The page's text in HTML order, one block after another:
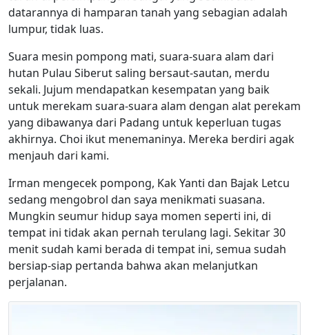
datarannya di hamparan tanah yang sebagian adalah
lumpur, tidak luas.
Suara mesin pompong mati, suara-suara alam dari
hutan Pulau Siberut saling bersaut-sautan, merdu
sekali. Jujum mendapatkan kesempatan yang baik
untuk merekam suara-suara alam dengan alat perekam
yang dibawanya dari Padang untuk keperluan tugas
akhirnya. Choi ikut menemaninya. Mereka berdiri agak
menjauh dari kami.
Irman mengecek pompong, Kak Yanti dan Bajak Letcu
sedang mengobrol dan saya menikmati suasana.
Mungkin seumur hidup saya momen seperti ini, di
tempat ini tidak akan pernah terulang lagi. Sekitar 30
menit sudah kami berada di tempat ini, semua sudah
bersiap-siap pertanda bahwa akan melanjutkan
perjalanan.